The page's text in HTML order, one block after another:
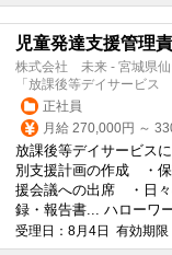
児童発達支援管理
株式会社 未来 - 宮城県仙
「放課後等デイサービス
正社員
月給 270,000円 ～
放課後等デイサービス
別支援計画の作成 ・
援会議への出席 ・日
録・報告書... ハローワ
受理日：8月4日 有効期限